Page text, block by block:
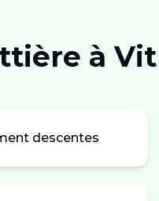
à
descentes